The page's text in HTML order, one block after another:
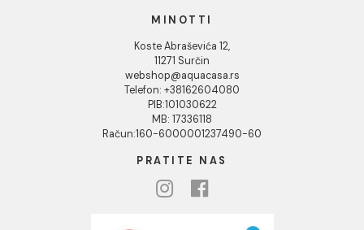
KORISNIČKA PODRŠKA
Uputstvo za poručivanje
Kako kreirati korisnički nalog?
Reklamacije
Povraćaj sredstava
Blog
USLOVI KORIŠĆENJA
Opšti uslovi prodaje u internet prodavnici
Uslovi korišćenja internet prodavnice
Politika privatnosti i zaštita podataka